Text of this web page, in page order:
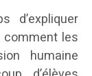
d’expliquer
les
humaine